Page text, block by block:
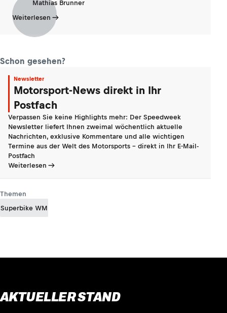
Mathias Brunner
Weiterlesen
Schon gesehen?
Newsletter
Motorsport-News direkt in Ihr
Postfach
Verpassen Sie keine Highlights mehr: Der Speedweek
Newsletter liefert Ihnen zweimal wöchentlich aktuelle
Nachrichten, exklusive Kommentare und alle wichtigen
Termine aus der Welt des Motorsports - direkt in Ihr E-Mail-
Postfach
Weiterlesen
Themen
Superbike WM
AKTUELLER STAND